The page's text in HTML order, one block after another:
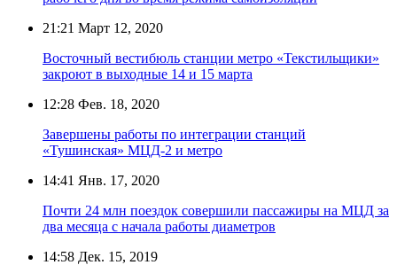
21:21 Март 12, 2020
Восточный вестибюль станции метро «Текстильщики»
закроют в выходные 14 и 15 марта
12:28 Фев. 18, 2020
Завершены работы по интеграции станций
«Тушинская» МЦД-2 и метро
14:41 Янв. 17, 2020
Почти 24 млн поездок совершили пассажиры на МЦД за
два месяца с начала работы диаметров
14:58 Дек. 15, 2019